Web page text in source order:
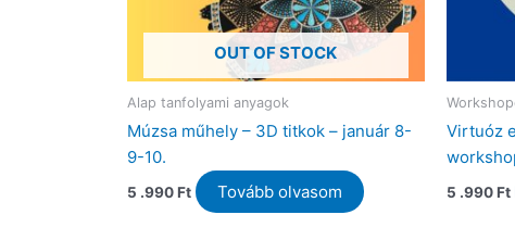
OUT OF STOCK
Alap tanfolyami anyagok
Múzsa műhely – 3D titkok – január 8-
9-10.
5 .990Ft Tovább olvasom
Virtuóz
5 .990Ft